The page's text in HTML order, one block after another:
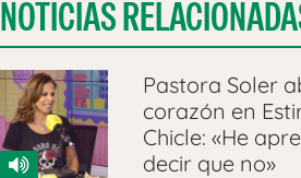
NOTICIAS
Pastora Soler
corazón en
Chicle: «He
decir que no»